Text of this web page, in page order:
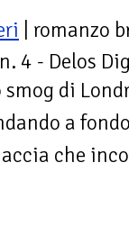
| romanzo
n. 4 - Delos
di
a
che